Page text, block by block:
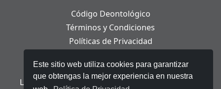
Este sitio web utiliza cookies para garantizar
que obtengas la mejor experiencia en nuestra
Código Deontológico
Términos y Condiciones
Políticas de Privacidad
Aviso Legal
Ley Orgánica de Protección de Datos Personales